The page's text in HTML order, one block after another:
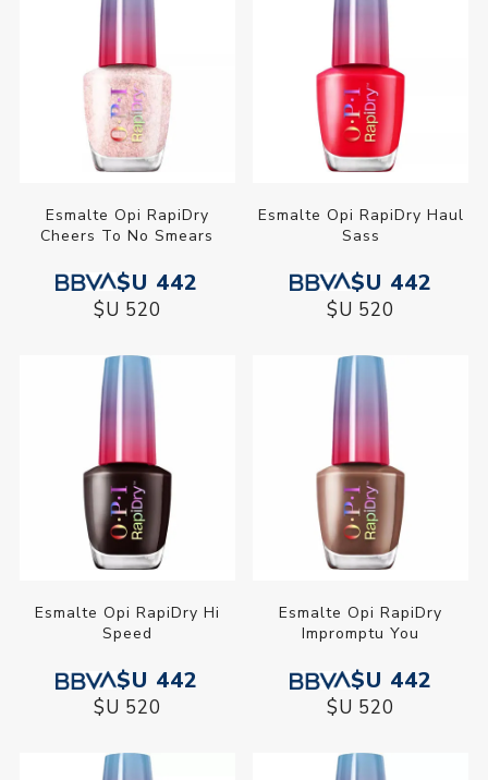
Esmalte Opi RapiDry
Cheers To No Smears
$U 442
$U 520
Esmalte Opi RapiDry Haul
Sass
$U 442
$U 520
Esmalte Opi RapiDry Hi
Speed
$U 442
$U 520
Esmalte Opi RapiDry
Impromptu You
$U 442
$U 520